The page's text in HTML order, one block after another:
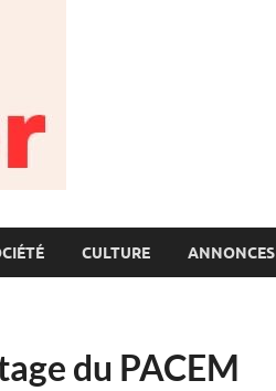
CULTURE ANNONCES
du PACEM